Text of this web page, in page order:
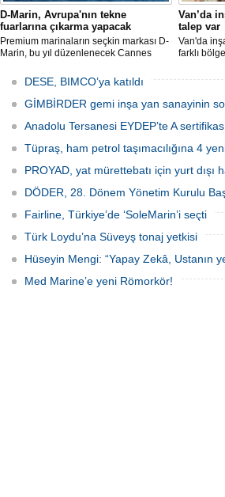
D-Marin, Avrupa'nın tekne
fuarlarına çıkarma yapacak
Premium marinaların seçkin markası D-
Marin, bu yıl düzenlenecek Cannes
Uluslararası Tekne Fuarı'nda
ziyaretçileriyle yeniden buluşmaya
hazırlanıyor.
Van’da
talep var
Van'da
farklı
göllerle
tekneler,
DESE, BIMCO’ya katıldı
GİMBİRDER gemi inşa yan sanayinin
Anadolu Tersanesi EYDEP’te A
Tüpraş, ham petrol taşımacılığına 4
PROYAD, yat mürettebatı için yurt dışı
DÖDER, 28. Dönem Yönetim Kurulu
Fairline, Türkiye’de ‘SoleMarin’i seçti
Türk Loydu’na Süveyş tonaj yetkisi
Hüseyin Mengi: “Yapay Zekâ, Ustanın
Med Marine’e yeni Römorkör!